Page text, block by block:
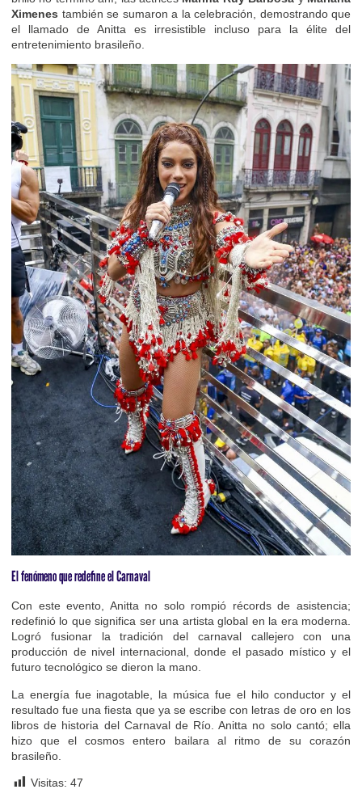
Ximenes también se sumaron a la celebración, demostrando que
el llamado de Anitta es irresistible incluso para la élite del
entretenimiento brasileño.
El fenómeno que redefine el Carnaval
Con este evento, Anitta no solo rompió récords de asistencia;
redefinió lo que significa ser una artista global en la era moderna.
Logró fusionar la tradición del carnaval callejero con una
producción de nivel internacional, donde el pasado místico y el
futuro tecnológico se dieron la mano.
La energía fue inagotable, la música fue el hilo conductor y el
resultado fue una fiesta que ya se escribe con letras de oro en los
libros de historia del Carnaval de Río. Anitta no solo cantó; ella
hizo que el cosmos entero bailara al ritmo de su corazón
brasileño.
Visitas: 47